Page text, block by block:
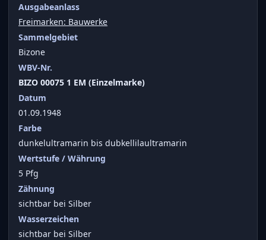
Ausgabeanlass
Freimarken: Bauwerke
Sammelgebiet
Bizone
WBV-Nr.
BIZO 00075 1 EM (Einzelmarke)
Datum
01.09.1948
Farbe
dunkelultramarin bis dubkellilaultramarin
Wertstufe / Währung
5 Pfg
Zähnung
sichtbar bei Silber
Wasserzeichen
sichtbar bei Silber